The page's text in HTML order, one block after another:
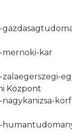
mernoki-kar
Központ